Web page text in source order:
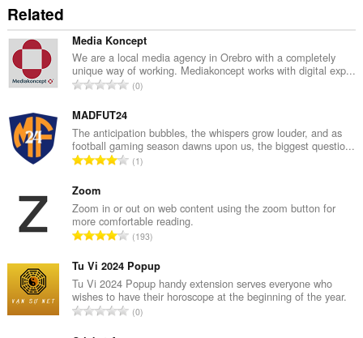
Related
Media Koncept
We are a local media agency in Orebro with a completely
unique way of working. Mediakoncept works with digital exp...
총
수
:
0
MADFUT24
The anticipation bubbles, the whispers grow louder, and as
football gaming season dawns upon us, the biggest questio...
총
수
:
1
Zoom
Zoom in or out on web content using the zoom button for
more comfortable reading.
총
급
수
:
193
Tu Vi 2024 Popup
Tu Vi 2024 Popup handy extension serves everyone who
wishes to have their horoscope at the beginning of the year.
총
0